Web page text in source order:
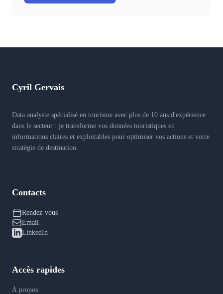
Cyril Gervais
Data analyste spécialisé en tourisme avec plus de 10 ans d'expérience
dans le secteur : je transforme vos données touristiques en
informations claires et exploitables pour optimiser vos actions et votre
stratégie de destination.
Contacts
Rendez-vous
Email
LinkedIn
Accès rapides
À propos